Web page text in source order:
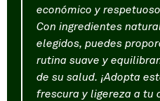
económico y
Con ingredientes
elegidos, puedes
rutina suave y
de su salud. ¡Adopta
frescura y ligereza a tu